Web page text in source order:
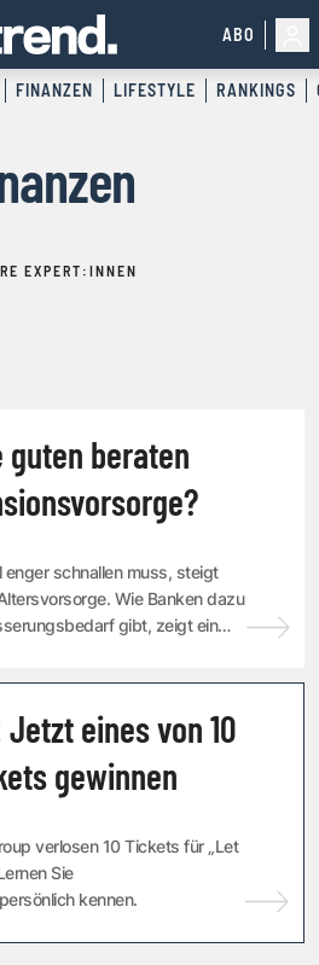
ABO
FINANZEN LIFESTYLE RANKINGS
EXPERT:INNEN
guten beraten
enger schnallen muss, steigt
Wie Banken dazu
gibt, zeigt ein
eines von 10
gewinnen
verlosen 10 Tickets für „Let
Sie
kennen.